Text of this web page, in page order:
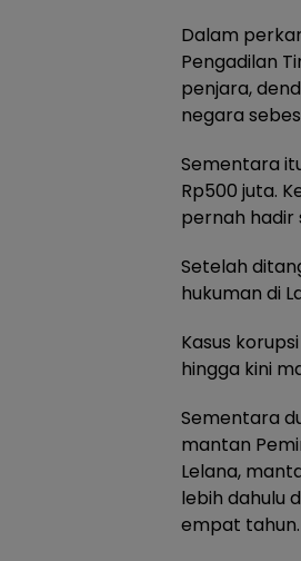
Dalam
Pengadilan
penjara,
negara
Sementara
Rp500 juta.
pernah hadir
Setelah
hukuman di
Kasus
hingga kini
Sementara
mantan
Lelana,
lebih dahulu
empat tahun.